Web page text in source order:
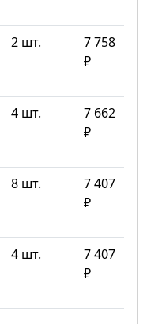
2 шт.
7 758
₽
4 шт.
7 662
₽
8 шт.
7 407
₽
4 шт.
7 407
₽